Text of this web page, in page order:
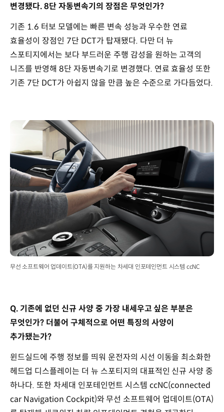
변경됐다. 8단 자동변속기의 장점은 무엇인가?
기존 1.6 터보 모델에는 빠른 변속 성능과 우수한 연료
효율성이 장점인 7단 DCT가 탑재됐다. 다만 더 뉴
스포티지에서는 보다 부드러운 주행 감성을 원하는 고객의
니즈를 반영해 8단 자동변속기로 변경했다. 연료 효율성 또한
기존 7단 DCT가 아쉽지 않을 만큼 높은 수준으로 가다듬었다.
무선 소프트웨어 업데이트(OTA)를 지원하는 차세대 인포테인먼트 시스템 ccNC
Q. 기존에 없던 신규 사양 중 가장 내세우고 싶은 부분은
무엇인가? 더불어 구체적으로 어떤 특징의 사양이
추가됐는가?
윈드실드에 주행 정보를 띄워 운전자의 시선 이동을 최소화한
헤드업 디스플레이는 더 뉴 스포티지의 대표적인 신규 사양 중
하나다. 또한 차세대 인포테인먼트 시스템 ccNC(connected
car Navigation Cockpit)와 무선 소프트웨어 업데이트(OTA)